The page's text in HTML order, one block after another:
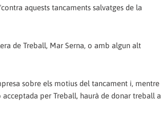
aquests tancaments salvatges de la
de Treball, Mar Serna, o amb algun alt
sobre els motius del tancament i, mentre
per Treball, haurà de donar treball a